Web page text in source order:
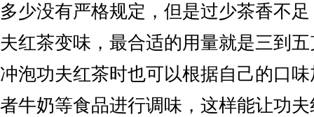
多少没有严格规定，但是过少茶香不
夫红茶变味，最合适的用量就是三到
冲泡功夫红茶时也可以根据自己的口
者牛奶等食品进行调味，这样能让功